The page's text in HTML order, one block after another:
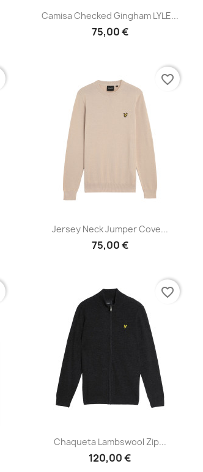
Vista rápida
Camisa Checked Gingham LYLE...
75,00 €
Vista rápida
Jersey Neck Jumper Cove...
75,00 €
favorite_border
Vista rápida
Chaqueta Lambswool Zip...
120,00 €
favorite_border